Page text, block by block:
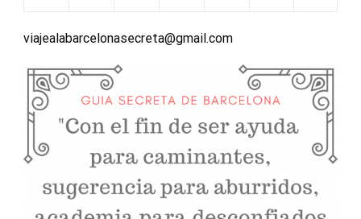
viajealabarcelonasecreta@gmail.com